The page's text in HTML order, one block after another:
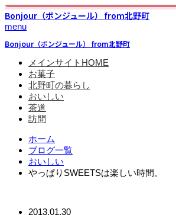
Bonjour（ボンジュール） from北野町
menu
Bonjour（ボンジュール） from北野町
メインサイトHOME
お菓子
北野町の暮らし
おいしい
茶道
訪問
ホーム
ブログ一覧
おいしい
やっぱりSWEETSは楽しい時間。
2013.01.30